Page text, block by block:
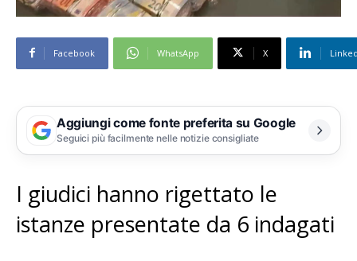
Facebook WhatsApp X
Aggiungi come fonte preferita su Google
Seguici più facilmente nelle notizie consigliate
I giudici hanno rigettato le
istanze presentate da 6 indagati